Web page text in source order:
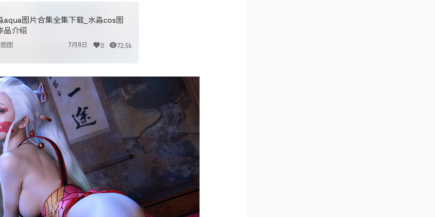
aqua图片合集全集下载_水淼cos图
品介绍
图图 7月8日 0 72.5k